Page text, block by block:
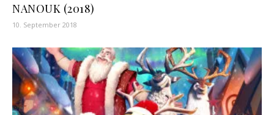
NANOUK (2018)
10. September 2018